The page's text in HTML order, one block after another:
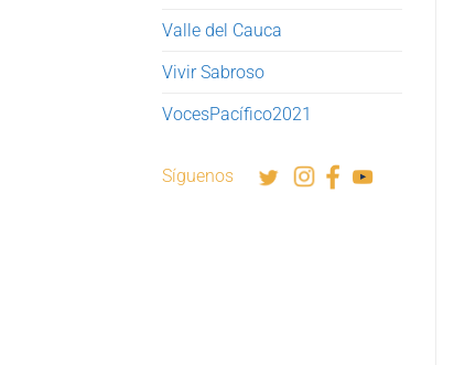
Valle del Cauca
Vivir Sabroso
VocesPacífico2021
Síguenos